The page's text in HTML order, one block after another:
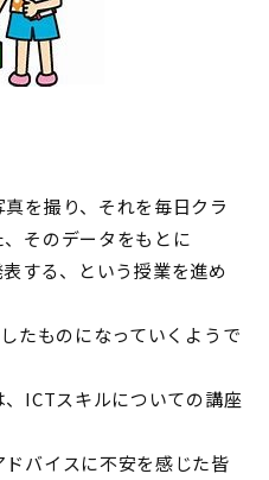
を撮り、それを毎日クラ
そのデータをもとに
する、という授業を進め
たものになっていくようで
ICTスキルについての講座
バイスに不安を感じた皆